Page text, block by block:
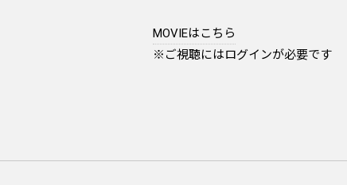
MOVIEはこちら
※ご視聴にはログインが必要です